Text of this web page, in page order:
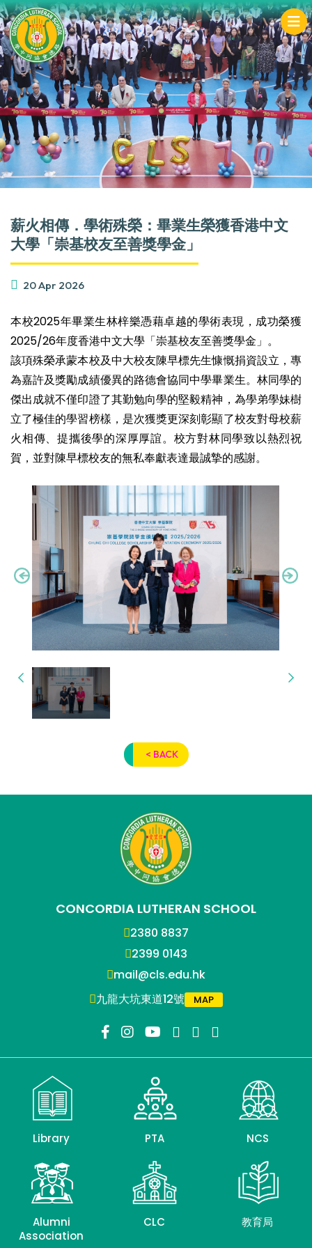
薪火相傳．學術殊榮：畢業生榮獲香港中文
大學「崇基校友至善獎學金」
20 Apr 2026
本校2025年畢業生林梓樂憑藉卓越的學術表現，成功榮獲
2025/26年度香港中文大學「崇基校友至善獎學金」。
該項殊榮承蒙本校及中大校友陳早標先生慷慨捐資設立，專
為嘉許及獎勵成績優異的路德會協同中學畢業生。林同學的
傑出成就不僅印證了其勤勉向學的堅毅精神，為學弟學妹樹
立了極佳的學習榜樣，是次獲獎更深刻彰顯了校友對母校薪
火相傳、提攜後學的深厚厚誼。校方對林同學致以熱烈祝
賀，並對陳早標校友的無私奉獻表達最誠摯的感謝。
< BACK
CONCORDIA LUTHERAN SCHOOL
2380 8837
2399 0143
mail@cls.edu.hk
九龍大坑東道12號
MAP
Library PTA NCS
Alumni
Association
CLC 教育局